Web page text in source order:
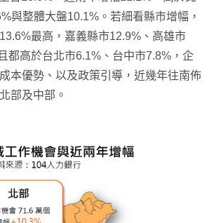
與整體大盤10.1%。若細看縣市增幅，
最高，嘉義縣市12.9%、高雄市
都高於台北市6.1%、台中市7.8%，企
本優勢、以及政策引導，近幾年往南佈
部及中部。